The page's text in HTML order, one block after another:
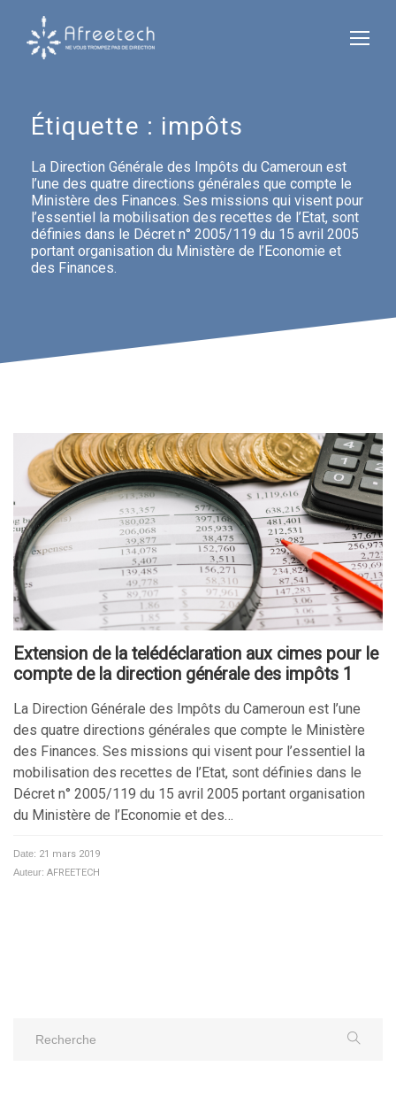
Étiquette : impôts
La Direction Générale des Impôts du Cameroun est
l’une des quatre directions générales que compte le
Ministère des Finances. Ses missions qui visent pour
l’essentiel la mobilisation des recettes de l’Etat, sont
définies dans le Décret n° 2005/119 du 15 avril 2005
portant organisation du Ministère de l’Economie et
des Finances.
Extension de la telédéclaration aux cimes pour le
compte de la direction générale des impôts 1
La Direction Générale des Impôts du Cameroun est l’une
des quatre directions générales que compte le Ministère
des Finances. Ses missions qui visent pour l’essentiel la
mobilisation des recettes de l’Etat, sont définies dans le
Décret n° 2005/119 du 15 avril 2005 portant organisation
du Ministère de l’Economie et des…
Date: 21 mars 2019
Auteur: AFREETECH